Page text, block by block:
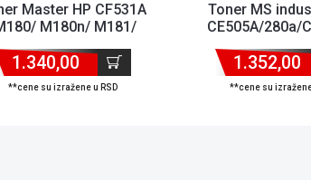
Master HP CF531A
M180n/ M181/
1.340,00
**cene su izražene u RSD
Toner MS
CE505A/280a/
1.352,00
**cene su izražene